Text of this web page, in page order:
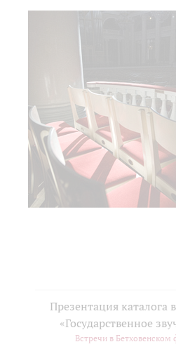
Презентация каталога
«Государственное
Встречи в Бетховенском